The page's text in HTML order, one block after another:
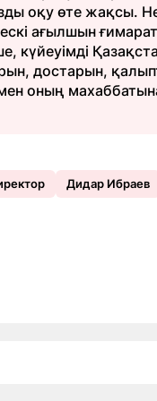
оқу өте жақсы.
ескі ағылшын
күйеуімді
достарын,
мен оның
Дидар Ибраев